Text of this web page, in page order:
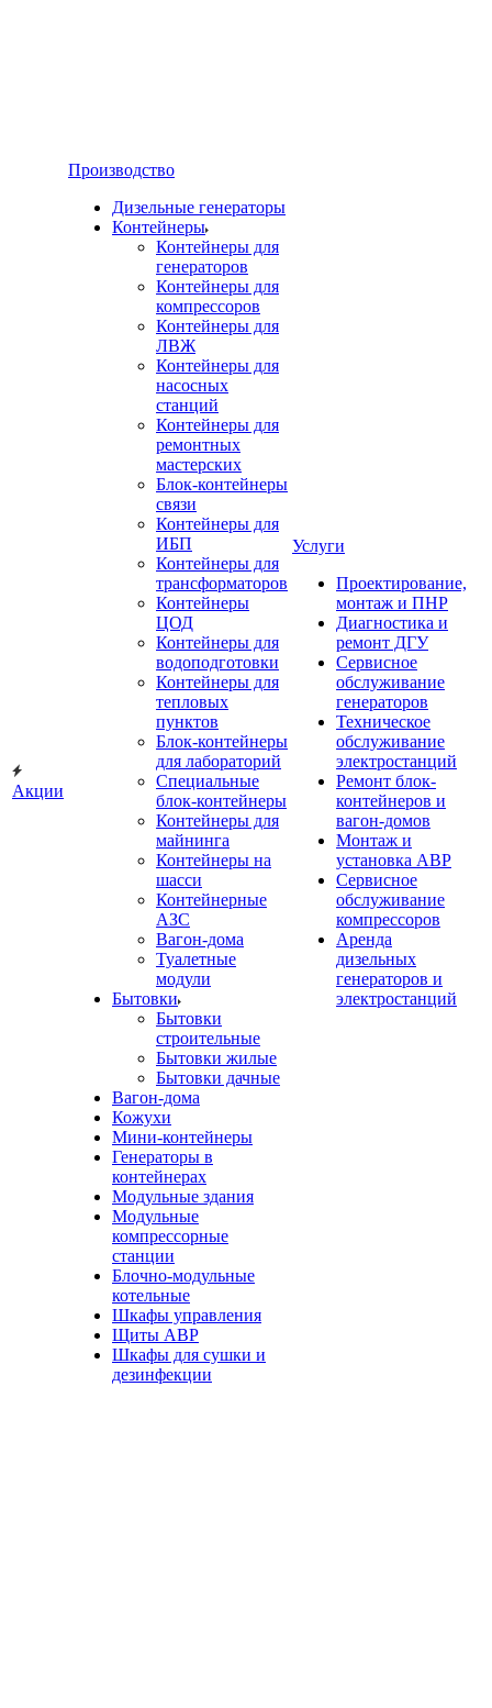
Акции
Производство
Дизельные генераторы
Контейнеры
Контейнеры для
генераторов
Контейнеры для
компрессоров
Контейнеры для
ЛВЖ
Контейнеры для
насосных
станций
Контейнеры для
ремонтных
мастерских
Блок-контейнеры
связи
Контейнеры для
ИБП
Контейнеры для
трансформаторов
Контейнеры
ЦОД
Контейнеры для
водоподготовки
Контейнеры для
тепловых
пунктов
Блок-контейнеры
для лабораторий
Специальные
блок-контейнеры
Контейнеры для
майнинга
Контейнеры на
шасси
Контейнерные
АЗС
Вагон-дома
Туалетные
модули
Бытовки
Бытовки
строительные
Бытовки жилые
Бытовки дачные
Вагон-дома
Кожухи
Мини-контейнеры
Генераторы в
контейнерах
Модульные здания
Модульные
компрессорные
станции
Блочно-модульные
котельные
Шкафы управления
Щиты АВР
Шкафы для сушки и
дезинфекции
Услуги
Проектирование,
монтаж и ПНР
Диагностика и
ремонт ДГУ
Сервисное
обслуживание
генераторов
Техническое
обслуживание
электростанций
Ремонт блок-
контейнеров и
вагон-домов
Монтаж и
установка АВР
Сервисное
обслуживание
компрессоров
Аренда
дизельных
генераторов и
электростанций